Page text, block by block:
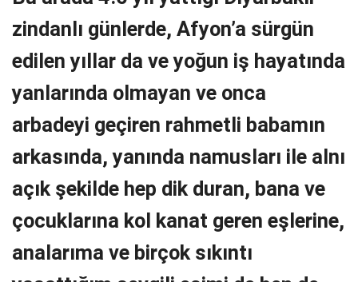
zindanlı günlerde, Afyon’a sürgün
edilen yıllar da ve yoğun iş hayatında
yanlarında olmayan ve onca
arbadeyi geçiren rahmetli babamın
arkasında, yanında namusları ile alnı
açık şekilde hep dik duran, bana ve
çocuklarına kol kanat geren eşlerine,
analarıma ve birçok sıkıntı